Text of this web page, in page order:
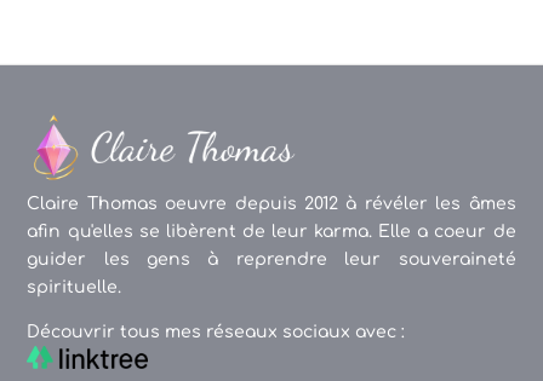
Claire Thomas oeuvre depuis 2012 à révéler les âmes
afin qu'elles se libèrent de leur karma. Elle a coeur de
guider les gens à reprendre leur souveraineté
spirituelle.
Découvrir tous mes réseaux sociaux avec :